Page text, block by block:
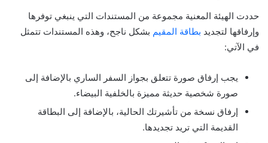
حددت الهيئة المعنية مجموعة من المستندات التي ينبغي توفرها
وإرفاقها لتجديد بطاقة المقيم بشكل ناجح، وهذه المستندات تتمثل
في الآتي:
يجب إرفاق صورة تتعلق بجواز السفر الساري بالإضافة إلى
صورة شخصية حديثة مميزة بالخلفية البيضاء.
إرفاق نسخة من تأشيرتك الحالية، بالإضافة إلى البطاقة
القديمة التي تريد تجديدها.